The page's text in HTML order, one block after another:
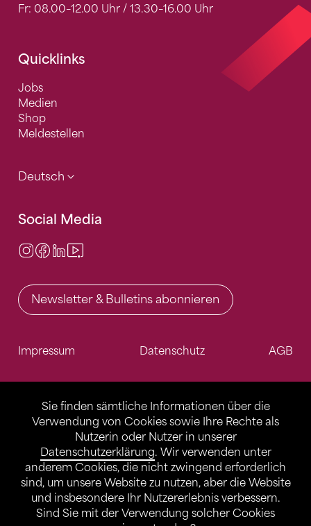
Sie finden sämtliche Informationen über die
Verwendung von Cookies sowie Ihre Rechte als
Nutzerin oder Nutzer in unserer
Datenschutzerklärung. Wir verwenden unter
anderem Cookies, die nicht zwingend erforderlich
sind, um unsere Website zu nutzen, aber die Website
und insbesondere Ihr Nutzererlebnis verbessern.
Sind Sie mit der Verwendung solcher Cookies
Fr: 08.00–12.00 Uhr / 13.30–16.00 Uhr
Quicklinks
Jobs
Medien
Shop
Meldestellen
Deutsch
Social Media
Instagram
Facebook
LinkedIn
Newsletter & Bulletins abonnieren
Impressum Datenschutz AGB